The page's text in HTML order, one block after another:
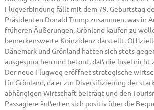
Flugverbindung fällt mit dem 79. Geburtstag
Präsidenten Donald Trump zusammen, was in
früheren Äußerungen, Grönland kaufen zu
bemerkenswerte Koinzidenz darstellt.
Dänemark und Grönland hatten sich stets
ausgesprochen und betont, daß die Insel nicht
Der neue Flugweg eröffnet strategische
für Grönland, da er zur Diversifizierung der
abhängigen Wirtschaft beiträgt und den
Passagiere äußerten sich positiv über die